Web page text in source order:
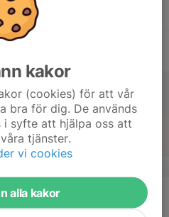
kakor
(cookies) för att vår
bra för dig. De används
i syfte att hjälpa oss att
tjänster.
vi cookies
alla kakor